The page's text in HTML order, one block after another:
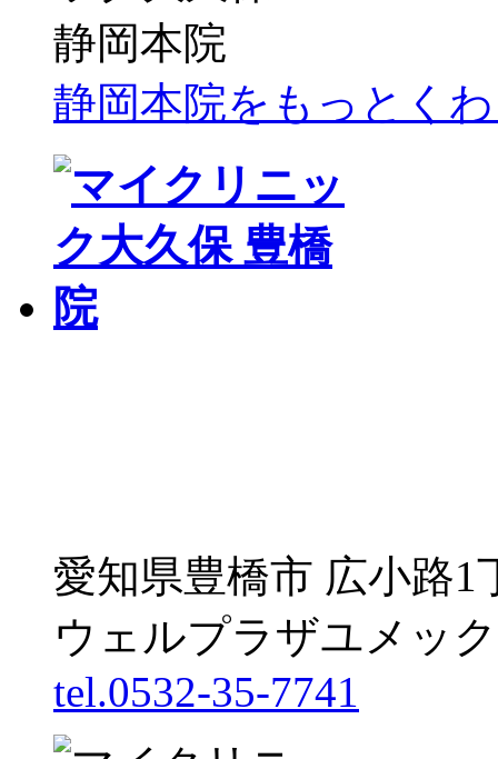
静岡本院をもっとく
愛知県豊橋市 広小路1
ウェルプラザユメッ
tel.0532-35-7741